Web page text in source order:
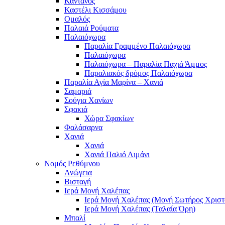
Καστέλι Κισσάμου
Ομαλός
Παλαιά Ρούματα
Παλαιόχωρα
Παραλία Γραμμένο Παλαιόχωρα
Παλαιόχωρα
Παλαιόχωρα – Παραλία Παχιά Άμμος
Παραλιακός δρόμος Παλαιόχωρα
Παραλία Αγία Μαρίνα – Χανιά
Σαμαριά
Σούγια Χανίων
Σφακιά
Χώρα Σφακίων
Φαλάσαρνα
Χανιά
Χανιά
Χανιά Παλιό Λιμάνι
Νομός Ρεθύμνου
Ανώγεια
Βισταγή
Ιερά Μονή Χαλέπας
Ιερά Μονή Χαλέπας (Μονή Σωτήρος
Ιερά Μονή Χαλέπας (Ταλαία Όρη)
Μπαλί